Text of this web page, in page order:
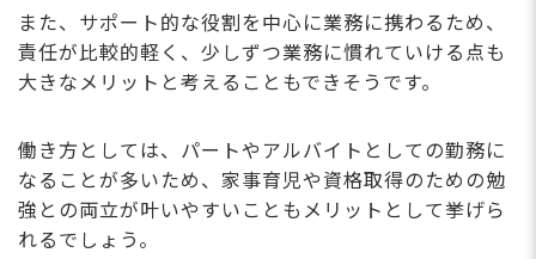
また、サポート的な役割を中心に業務に携わるため、
責任が比較的軽く、少しずつ業務に慣れていける点も
大きなメリットと考えることもできそうです。
働き方としては、パートやアルバイトとしての勤務に
なることが多いため、家事育児や資格取得のための勉
強との両立が叶いやすいこともメリットとして挙げら
れるでしょう。